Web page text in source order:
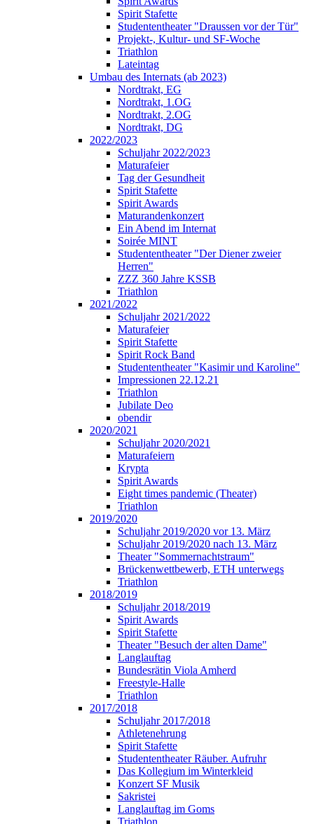
Spirit Stafette
Studententheater "Draussen vor der Tür"
Projekt-, Kultur- und SF-Woche
Triathlon
Lateintag
Umbau des Internats (ab 2023)
Nordtrakt, EG
Nordtrakt, 1.OG
Nordtrakt, 2.OG
Nordtrakt, DG
2022/2023
Schuljahr 2022/2023
Maturafeier
Tag der Gesundheit
Spirit Stafette
Spirit Awards
Maturandenkonzert
Ein Abend im Internat
Soirée MINT
Studententheater "Der Diener zweier
Herren"
ZZZ 360 Jahre KSSB
Triathlon
2021/2022
Schuljahr 2021/2022
Maturafeier
Spirit Stafette
Spirit Rock Band
Studententheater "Kasimir und Karoline"
Impressionen 22.12.21
Triathlon
Jubilate Deo
obendir
2020/2021
Schuljahr 2020/2021
Maturafeiern
Krypta
Spirit Awards
Eight times pandemic (Theater)
Triathlon
2019/2020
Schuljahr 2019/2020 vor 13. März
Schuljahr 2019/2020 nach 13. März
Theater "Sommernachtstraum"
Brückenwettbewerb, ETH unterwegs
Triathlon
2018/2019
Schuljahr 2018/2019
Spirit Awards
Spirit Stafette
Theater "Besuch der alten Dame"
Langlauftag
Bundesrätin Viola Amherd
Freestyle-Halle
Triathlon
2017/2018
Schuljahr 2017/2018
Athletenehrung
Spirit Stafette
Studententheater Räuber. Aufruhr
Das Kollegium im Winterkleid
Konzert SF Musik
Sakristei
Langlauftag im Goms
Triathlon